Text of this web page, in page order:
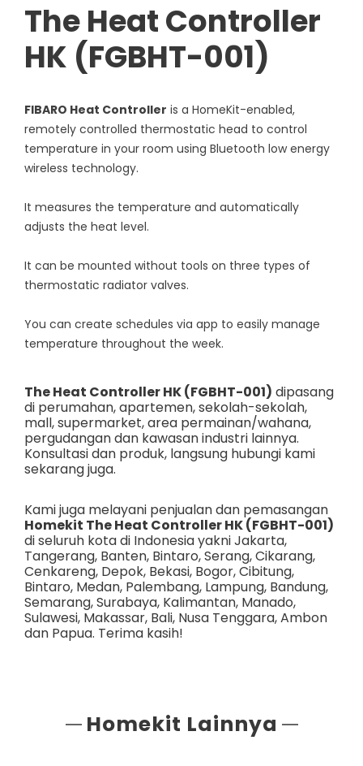
The Heat Controller
HK (FGBHT-001)
FIBARO Heat Controller is a HomeKit-enabled,
remotely controlled thermostatic head to control
temperature in your room using Bluetooth low energy
wireless technology.
It measures the temperature and automatically
adjusts the heat level.
It can be mounted without tools on three types of
thermostatic radiator valves.
You can create schedules via app to easily manage
temperature throughout the week.
The Heat Controller HK (FGBHT-001) dipasang
di perumahan, apartemen, sekolah-sekolah,
mall, supermarket, area permainan/wahana,
pergudangan dan kawasan industri lainnya.
Konsultasi dan produk, langsung hubungi kami
sekarang juga.
Kami juga melayani penjualan dan pemasangan
Homekit The Heat Controller HK (FGBHT-001)
di seluruh kota di Indonesia yakniJakarta,
Tangerang, Banten, Bintaro,Serang,Cikarang,
Cenkareng, Depok, Bekasi, Bogor,Cibitung,
Bintaro, Medan, Palembang, Lampung, Bandung,
Semarang,Surabaya, Kalimantan, Manado,
Sulawesi, Makassar, Bali, Nusa Tenggara,Ambon
dan Papua. Terima kasih!
Homekit Lainnya